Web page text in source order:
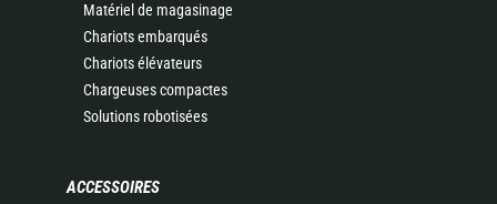
Matériel de magasinage
Chariots embarqués
Chariots élévateurs
Chargeuses compactes
Solutions robotisées
ACCESSOIRES